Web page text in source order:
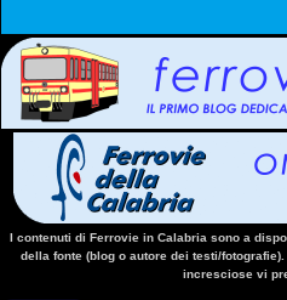
I contenuti di Ferrovie in Calabria sono a
della fonte (blog o autore dei testi/
incresciose vi